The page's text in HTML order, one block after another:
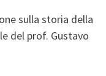
sulla storia della
del prof. Gustavo